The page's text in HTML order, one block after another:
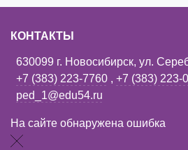
КОНТАКТЫ
630099 г. Новосибирск, ул.
+7 (383) 223-7760 , +7 (383) 223-
ped_1@edu54.ru
На сайте обнаружена ошибка